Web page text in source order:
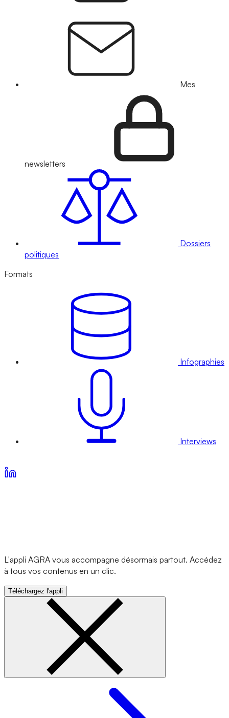
Mes
newsletters
Dossiers
politiques
Formats
Infographies
Interviews
L'appli AGRA vous accompagne désormais partout. Accédez
à tous vos contenus en un clic.
Téléchargez l'appli